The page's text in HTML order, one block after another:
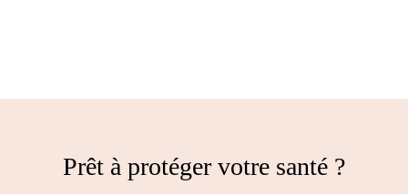
Prêt à protéger votre santé ?